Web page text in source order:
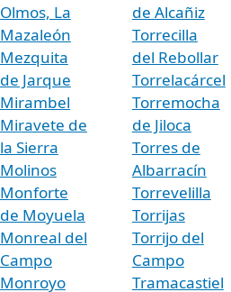
Olmos, La
Mazaleón
Mezquita
de Jarque
Mirambel
Miravete de
la Sierra
Molinos
Monforte
de Moyuela
Monreal del
Campo
Monroyo
de Alcañiz
Torrecilla
del Rebollar
Torrelacárcel
Torremocha
de Jiloca
Torres de
Albarracín
Torrevelilla
Torrijas
Torrijo del
Campo
Tramacastiel